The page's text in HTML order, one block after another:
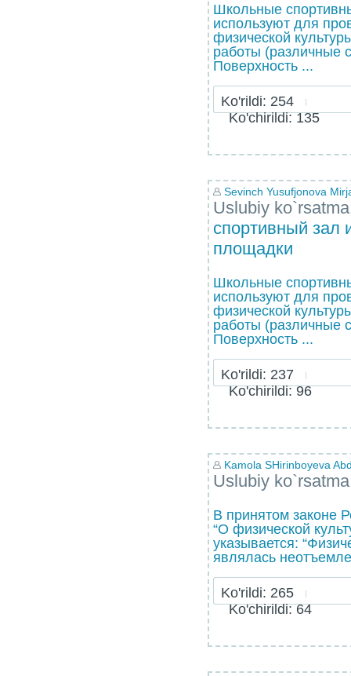
Школьные
используют для
физической
работы (различные
Поверхность ...
Ko'rildi: 254
Ko'chirildi: 135
Sevinch Yusufjonova
Uslubiy ko`rsatma
спортивный зал
площадки
Школьные
используют для
физической
работы (различные
Поверхность ...
Ko'rildi: 237
Ko'chirildi: 96
Kamola SHirinboyeva
Uslubiy ko`rsatma
В принятом законе
“О физической
указывается:
являлась
Ko'rildi: 265
Ko'chirildi: 64